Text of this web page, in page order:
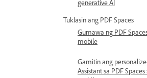
generative AI
Tuklasin ang PDF Spaces
Gumawa ng PDF
mobile
Gamitin ang
Assistant sa PDF Spaces